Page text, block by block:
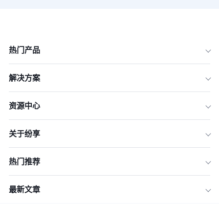
热门产品
解决方案
资源中心
关于纷享
热门推荐
最新文章